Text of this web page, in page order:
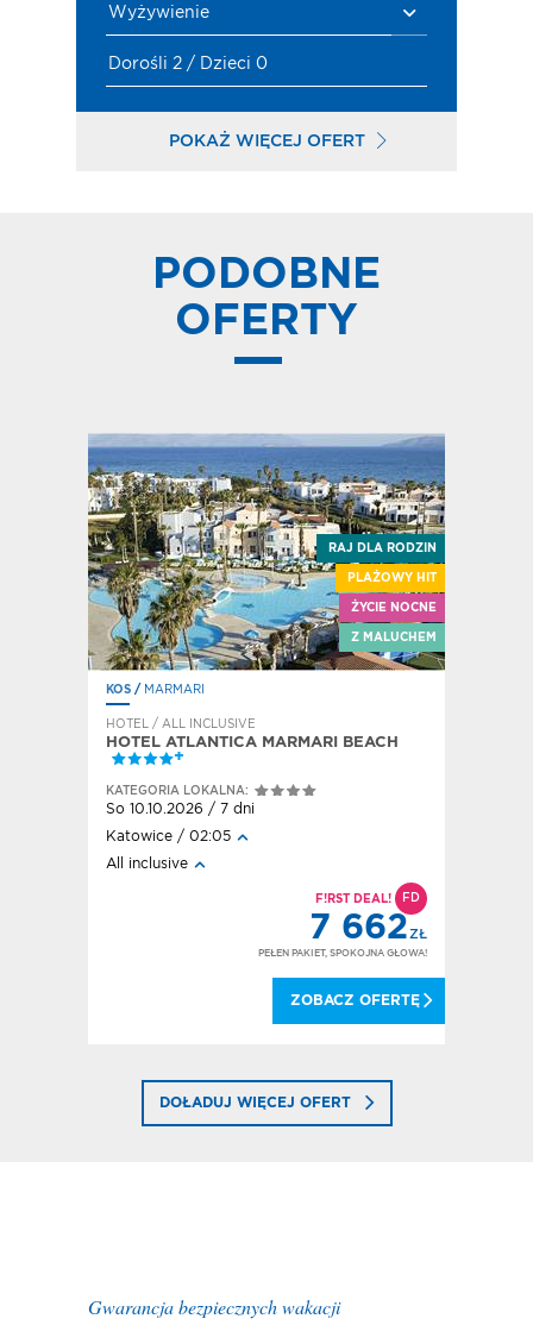
Wyżywienie
Dorośli 2 / Dzieci 0
POKAŻ WIĘCEJ OFERT
PODOBNE
OFERTY
RAJ DLA RODZIN
PLAŻOWY HIT
ŻYCIE NOCNE
Z MALUCHEM
BEACH
PLAŻOWY HIT
RODOS
HOTEL / ALL INCLUSIVE
LEVANTE BEACH RESORT
Pt 9.10.2026 / 7 dni
Katowice / 08:50
All inclusive
RABAT DZIECKO
7 662
PEŁEN PAKIET, SPOKOJNA GŁOWA!
ZOBACZ OFERTĘ
DOŁADUJ WIĘCEJ OFERT
Gwarancja bezpiecznych wakacji